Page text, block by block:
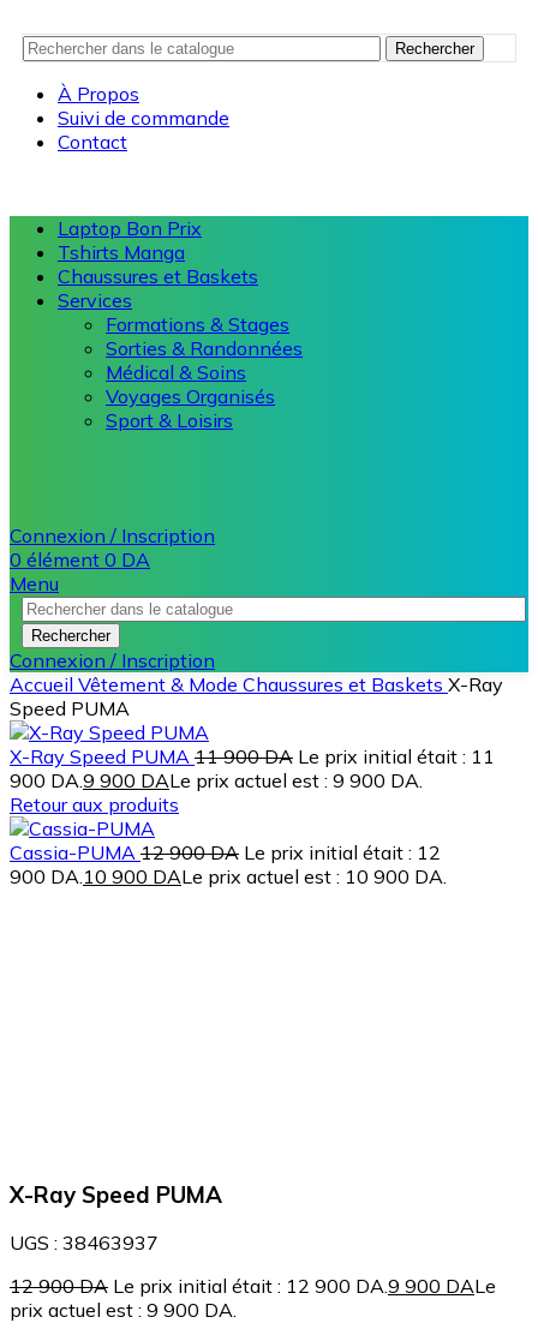
Rechercher
À Propos
Suivi de commande
Contact
Laptop Bon Prix
Tshirts Manga
Chaussures et Baskets
Services
Formations & Stages
Sorties & Randonnées
Médical & Soins
Voyages Organisés
Sport & Loisirs
Connexion / Inscription
0 élément 0 DA
Menu
Rechercher
Connexion / Inscription
Accueil Vêtement & Mode Chaussures et Baskets X-Ray
Speed PUMA
X-Ray Speed PUMA 11 900DA Le prix initial était : 11
900 DA.9 900 DALe prix actuel est : 9 900 DA.
Retour aux produits
Cassia-PUMA 12 900DA Le prix initial était : 12
900 DA.10 900 DALe prix actuel est : 10 900 DA.
X-Ray Speed PUMA
UGS : 38463937
12 900DA Le prix initial était : 12 900 DA.9 900 DALe
prix actuel est : 9 900 DA.